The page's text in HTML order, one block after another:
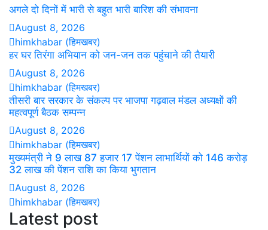
अगले दो दिनों में भारी से बहुत भारी बारिश की संभावना
August 8, 2026
himkhabar (हिमखबर)
हर घर तिरंगा अभियान को जन-जन तक पहुंचाने की तैयारी
August 8, 2026
himkhabar (हिमखबर)
तीसरी बार सरकार के संकल्प पर भाजपा गढ़वाल मंडल अध्यक्षों की
महत्वपूर्ण बैठक सम्पन्न
August 8, 2026
himkhabar (हिमखबर)
मुख्यमंत्री ने 9 लाख 87 हजार 17 पेंशन लाभार्थियों को 146 करोड़
32 लाख की पेंशन राशि का किया भुगतान
August 8, 2026
himkhabar (हिमखबर)
Latest post